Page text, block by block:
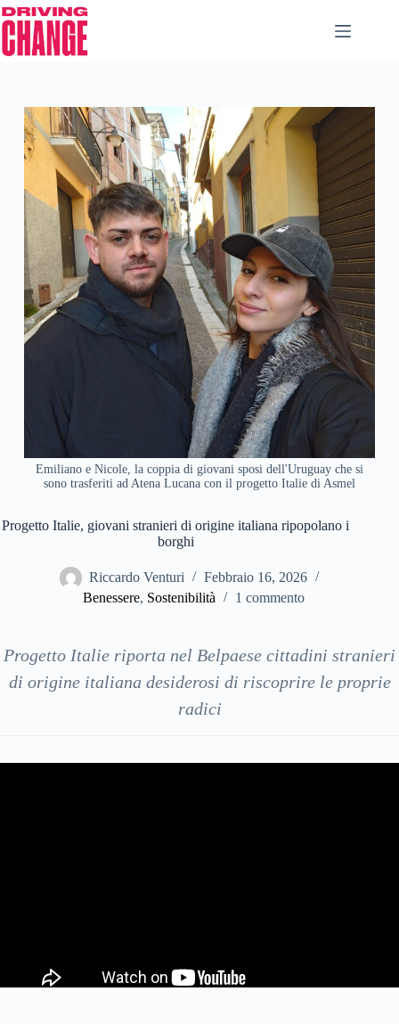
Emiliano e Nicole, la coppia di giovani sposi dell'Uruguay che si
sono trasferiti ad Atena Lucana con il progetto Italie di Asmel
Progetto Italie, giovani stranieri di origine italiana ripopolano i
borghi
Riccardo Venturi
Febbraio 16, 2026
Benessere, Sostenibilità 1 commento
Progetto Italie riporta nel Belpaese cittadini stranieri
di origine italiana desiderosi di riscoprire le proprie
radici